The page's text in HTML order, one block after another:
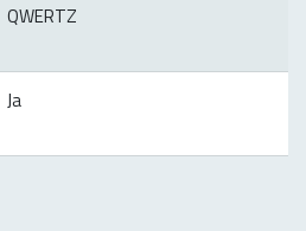
QWERTZ
Ja